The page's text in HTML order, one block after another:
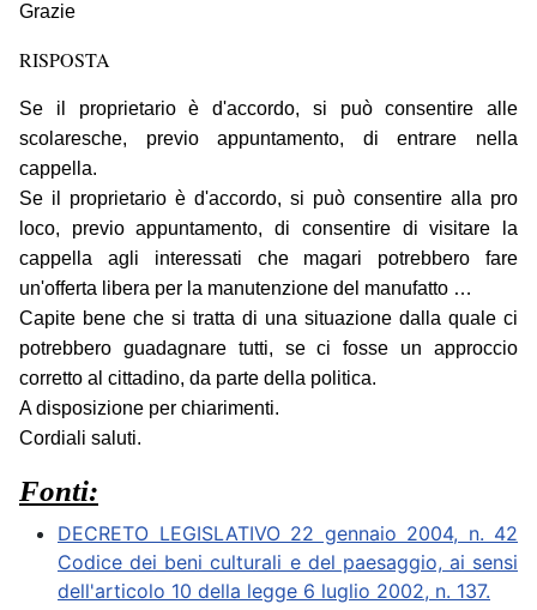
Grazie
RISPOSTA
Se il proprietario è d'accordo, si può consentire alle
scolaresche, previo appuntamento, di entrare nella
cappella.
Se il proprietario è d'accordo, si può consentire alla pro
loco, previo appuntamento, di consentire di visitare la
cappella agli interessati che magari potrebbero fare
un'offerta libera per la manutenzione del manufatto …
Capite bene che si tratta di una situazione dalla quale ci
potrebbero guadagnare tutti, se ci fosse un approccio
corretto al cittadino, da parte della politica.
A disposizione per chiarimenti.
Cordiali saluti.
Fonti:
DECRETO LEGISLATIVO 22 gennaio 2004, n. 42
Codice dei beni culturali e del paesaggio, ai sensi
dell'articolo 10 della legge 6 luglio 2002, n. 137.